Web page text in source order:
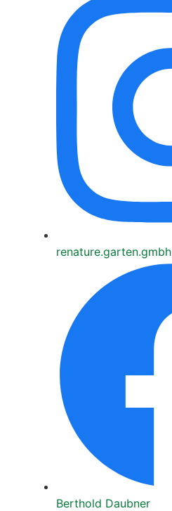
renature.garten.gmbh
Bert­hold Daub­ner